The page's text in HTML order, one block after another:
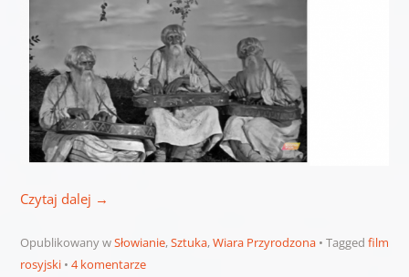
Czytaj dalej →
Opublikowany wSłowianie,Sztuka,Wiara Przyrodzona Tagged film
rosyjski
4 komentarze